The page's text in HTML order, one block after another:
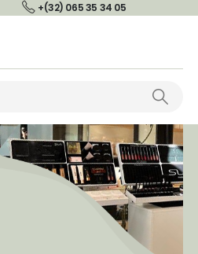
+(32) 065 35 34 05